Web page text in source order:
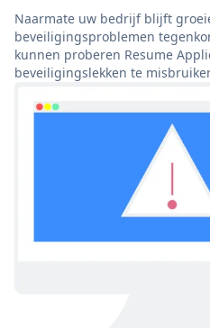
Naarmate uw bedrijf blijft
beveiligingsproblemen
kunnen proberen Resume
beveiligingslekken te